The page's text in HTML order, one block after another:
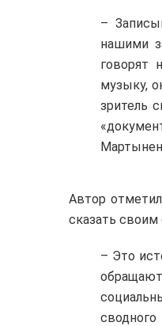
–
нашими
говорят
музыку,
зритель
Автор
сказать своим
– Это